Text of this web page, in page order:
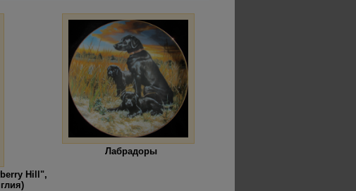
Hill",
Лабрадоры